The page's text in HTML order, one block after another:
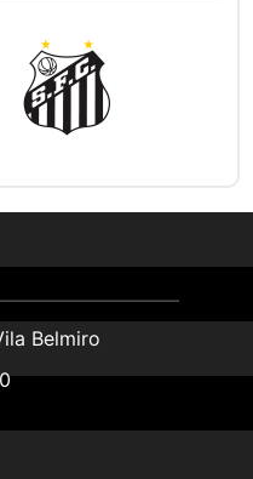
Belmiro